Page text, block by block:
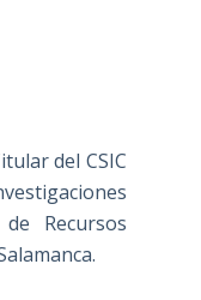
del CSIC
Recursos